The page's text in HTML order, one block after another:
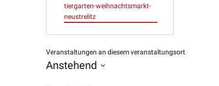
tiergarten-weihnachtsmarkt-
neustrelitz
Veranstaltungen an diesem veranstaltungsort
Anstehend